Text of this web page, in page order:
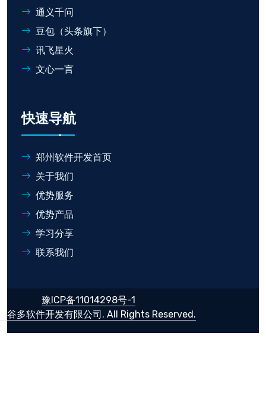
通义千问
豆包（头条旗下）
讯飞星火
文心一言
快速导航
郑州软件开发首页
关于我们
优势服务
优势产品
学习分享
联系我们
豫ICP备11014298号-1
谷多软件开发有限公司. All Rights Reserved.